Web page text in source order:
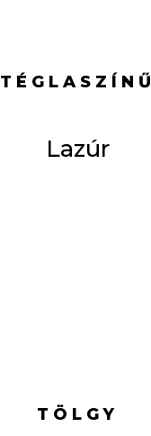
TÉGLASZÍNŰ
Lazúr
TÖLGY